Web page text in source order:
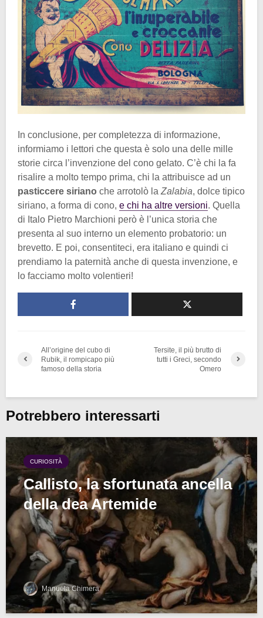
In conclusione, per completezza di informazione,
informiamo i lettori che questa è solo una delle mille
storie circa l’invenzione del cono gelato. C’è chi la fa
risalire a molto tempo prima, chi la attribuisce ad un
pasticcere siriano che arrotolò la Zalabia, dolce tipico
siriano, a forma di cono, e chi ha altre versioni. Quella
di Italo Pietro Marchioni però è l’unica storia che
presenta al suo interno un elemento probatorio: un
brevetto. E poi, consentiteci, era italiano e quindi ci
prendiamo la paternità anche di questa invenzione, e
lo facciamo molto volentieri!
All’origine del cubo di
Rubik, il rompicapo più
famoso della storia
Tersite, il più brutto di
tutti i Greci, secondo
Omero
Potrebbero interessarti
CURIOSITÀ
Callisto, la sfortunata ancella
della dea Artemide
Manuela Chimera